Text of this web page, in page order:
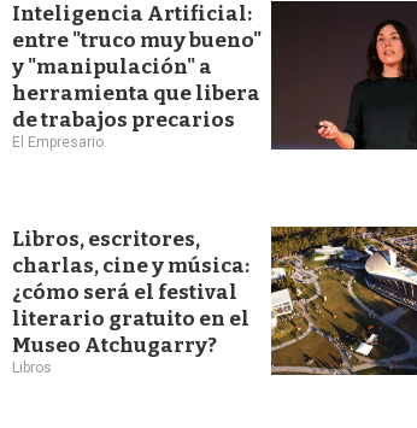
Inteligencia Artificial:
entre "truco muy bueno"
y "manipulación" a
herramienta que libera
de trabajos precarios
El Empresario
Libros, escritores,
charlas, cine y música:
¿cómo será el festival
literario gratuito en el
Museo Atchugarry?
Libros